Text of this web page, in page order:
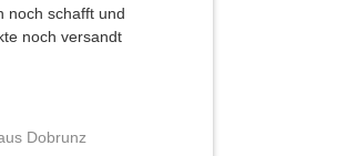
noch schafft und
noch versandt
Dobrunz